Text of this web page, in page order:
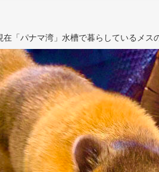
在「パナマ湾」水槽で暮らしているメス